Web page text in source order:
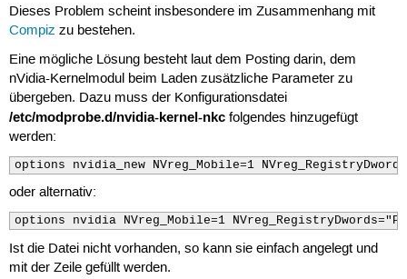
Dieses Problem scheint insbesondere im Zusammenhang mit
Compiz zu bestehen.
Eine mögliche Lösung besteht laut dem Posting darin, dem
nVidia-Kernelmodul beim Laden zusätzliche Parameter zu
übergeben. Dazu muss der Konfigurationsdatei
/etc/modprobe.d/nvidia-kernel-nkcfolgendes hinzugefügt
werden:
options nvidia_new NVreg_Mobile=1
oder alternativ:
options nvidia NVreg_Mobile=1
Ist die Datei nicht vorhanden, so kann sie einfach angelegt und
mit der Zeile gefüllt werden.